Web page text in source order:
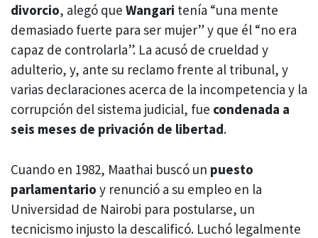
divorcio, alegó que Wangari tenía “una mente
demasiado fuerte para ser mujer” y que él “no era
capaz de controlarla”. La acusó de crueldad y
adulterio, y, ante su reclamo frente al tribunal, y
varias declaraciones acerca de la incompetencia y la
corrupción del sistema judicial, fue condenada a
seis meses de privación de libertad.
Cuando en 1982, Maathai buscó un puesto
parlamentario y renunció a su empleo en la
Universidad de Nairobi para postularse, un
tecnicismo injusto la descalificó. Luchó legalmente